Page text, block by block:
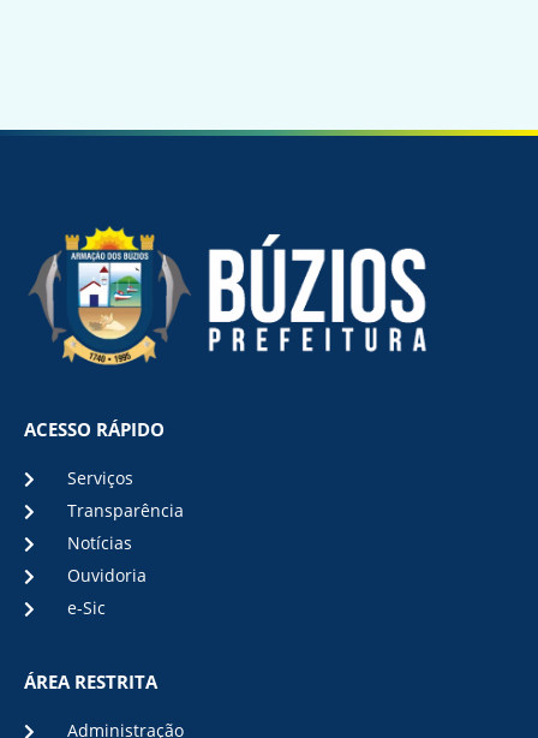
ACESSO RÁPIDO
Serviços
Transparência
Notícias
Ouvidoria
e-Sic
ÁREA RESTRITA
Administração